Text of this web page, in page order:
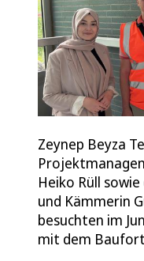
Zeynep Beyza
Heiko Rüll
und Kämmerin
besuchten im
mit dem